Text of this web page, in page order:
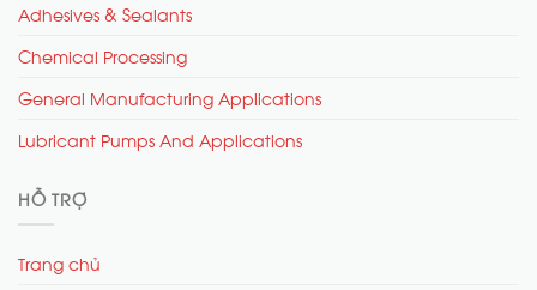
Adhesives & Sealants
Chemical Processing
General Manufacturing Applications
Lubricant Pumps And Applications
HỖ TRỢ
Trang chủ